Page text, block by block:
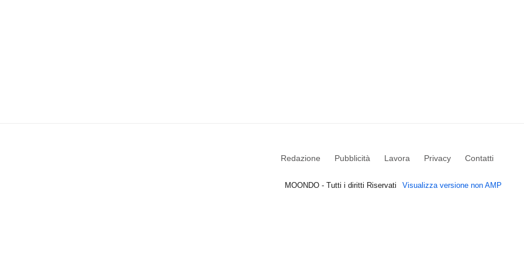
Redazione Pubblicità Lavora Privacy Contatti
MOONDO - Tutti i diritti Riservati Visualizza versione non AMP